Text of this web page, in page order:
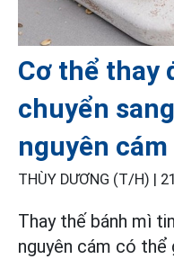
Cơ thể thay
chuyển
nguyên cám
THÙY DƯƠNG (T/H) |
Thay thế bánh mì
nguyên cám có